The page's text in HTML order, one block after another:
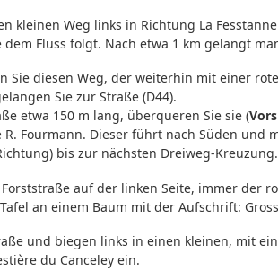
kleinen Weg links in Richtung La
Fluss folgt. Nach etwa 1 km gelangt
Sie diesen Weg, der weiterhin mit einer
Sie zur Straße (D44).
etwa 150 m lang, überqueren Sie sie (
Fourmann. Dieser führt nach Süden und
bis zur nächsten Dreiweg-Kreuzung.
auf der linken Seite, immer der
an einem Baum mit der Aufschrift:
und biegen links in einen kleinen, mit
du Canceley ein.